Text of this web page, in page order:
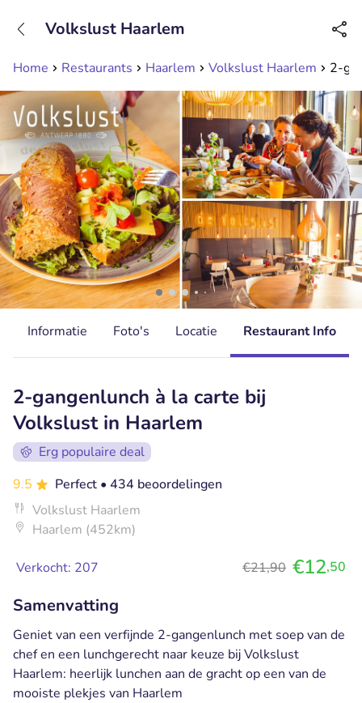
Bereikbaar tot 23:00 uur
Home Restaurants Haarlem Volkslust Haarlem 2-
Volkslust Haarlem
Informatie Foto's Locatie Restaurant Info
2-gangenlunch à la carte bij
Volkslust in Haarlem
Erg populaire deal
9.5
Perfect • 434 beoordelingen
Volkslust Haarlem
Haarlem (452km)
Verkocht: 207 €21,90 €12,50
Samenvatting
Geniet van een verfijnde 2-gangenlunch met soep van de
chef en een lunchgerecht naar keuze bij Volkslust
Haarlem: heerlijk lunchen aan de gracht op een van de
mooiste plekjes van Haarlem